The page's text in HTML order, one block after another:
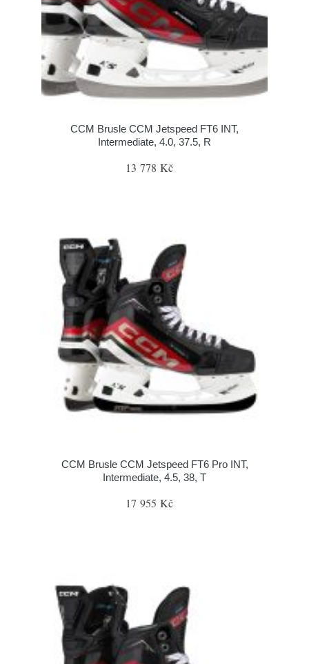
CCM Brusle CCM Jetspeed FT6 INT,
Intermediate, 4.0, 37.5, R
13 778 Kč
CCM Brusle CCM Jetspeed FT6 Pro INT,
Intermediate, 4.5, 38, T
17 955 Kč